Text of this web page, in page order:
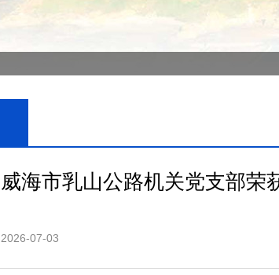
威海市乳山公路机关党支部荣
2026-07-03